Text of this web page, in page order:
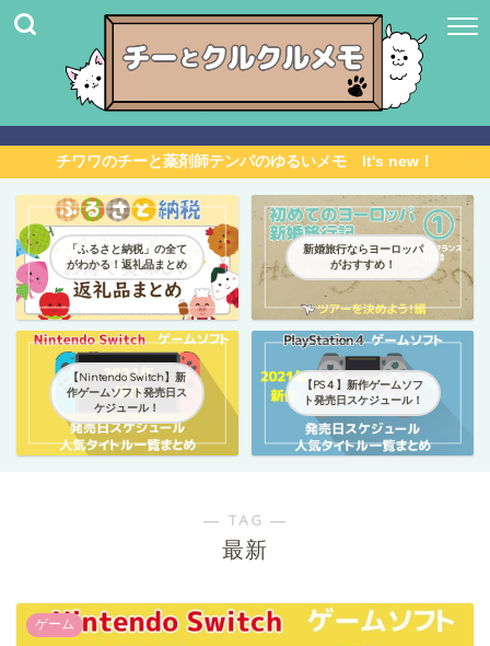
チワワのチーと薬剤師テンパのゆるいメモ It's new！
「ふるさと納税」の全て
がわかる！返礼品まとめ
新婚旅行ならヨーロッパ
がおすすめ！
【Nintendo Switch】新
作ゲームソフト発売日ス
ケジュール！
【PS４】新作ゲームソフ
ト発売日スケジュール！
― TAG ―
最新
ゲーム